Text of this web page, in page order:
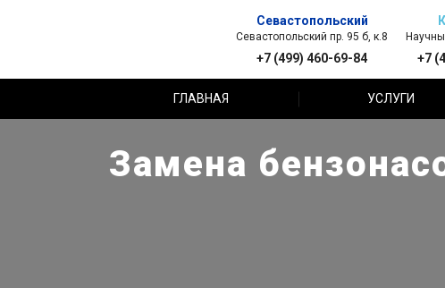
Севастопольский
Севастопольский пр. 95 б, к.8
+7 (499) 460-69-84 +7
ГЛАВНАЯ УСЛУГИ
Замена